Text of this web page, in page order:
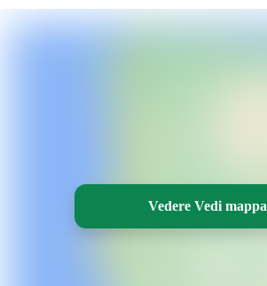
Vedere Vedi mappa